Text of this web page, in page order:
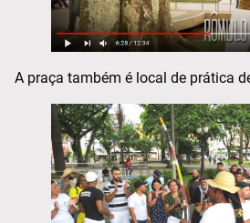
A praça também é local de prática